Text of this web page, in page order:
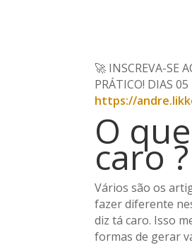
🚀 INSCREVA-SE
PRÁTICO! DIAS
https://
O
caro ?
Vários são os
fazer diferente
diz tá caro. Isso
formas de gerar